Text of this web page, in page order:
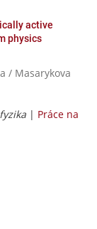
active
physics
/ Masarykova
| Práce na